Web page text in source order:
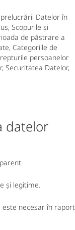
prelucrării Datelor în
Scopurile și
de păstrare a
Categoriile de
persoanelor
Securitatea Datelor,
datelor
și legitime.
este necesar în raport